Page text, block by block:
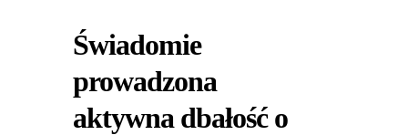
Świadomie
prowadzona
aktywna dbałość o